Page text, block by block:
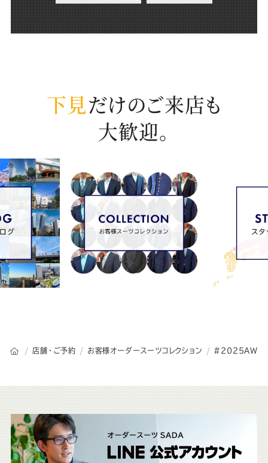
下見だけのご来店も
大歓迎。
オーダースーツSADAのトップページ
店舗・ご予約 お客様オーダースーツコレクション 2025AW
こ
ち